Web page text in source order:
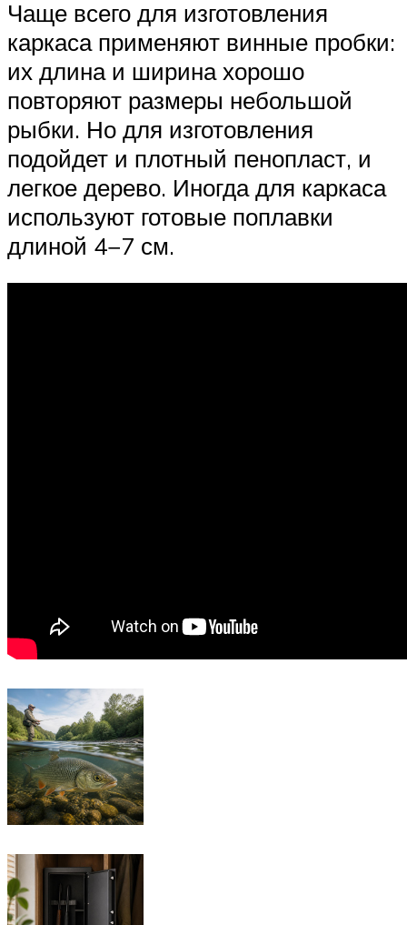
Чаще всего для изготовления
каркаса применяют винные пробки:
их длина и ширина хорошо
повторяют размеры небольшой
рыбки. Но для изготовления
подойдет и плотный пенопласт, и
легкое дерево. Иногда для каркаса
используют готовые поплавки
длиной 4−7 см.